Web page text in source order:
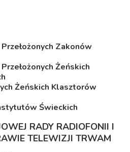
Zakonów
Żeńskich
Żeńskich Klasztorów
Świeckich
RADY RADIOFONII I
TELEWIZJI TRWAM